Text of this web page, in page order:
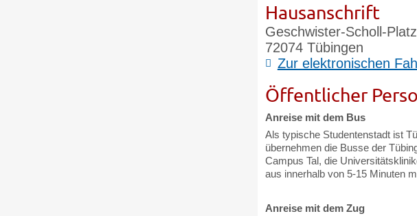
Hausanschrift
Geschwister-Scholl-Platz
72074 Tübingen
Zur elektronischen
Öffentlicher
Anreise mit dem Bus
Als typische Studentenstadt ist
übernehmen die Busse der
Campus Tal, die
aus innerhalb von 5-15 Minuten
Anreise mit dem Zug